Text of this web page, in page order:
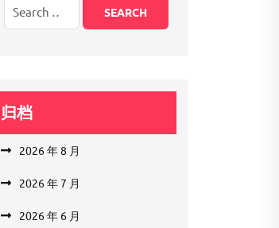
归档
2026 年 8 月
2026 年 7 月
2026 年 6 月